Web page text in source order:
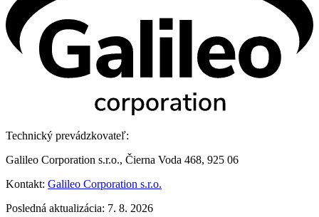
Technický prevádzkovateľ:
Galileo Corporation s.r.o., Čierna Voda 468, 925 06
Kontakt: Galileo Corporation s.r.o.
Posledná aktualizácia: 7. 8. 2026